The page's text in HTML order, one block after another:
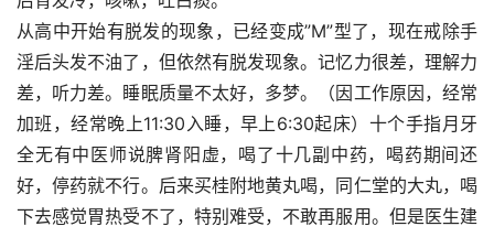
从高中开始有脱发的现象，已经变成”M”型了，现在戒除手
淫后头发不油了，但依然有脱发现象。记忆力很差，理解力
差，听力差。睡眠质量不太好，多梦。（因工作原因，经常
加班，经常晚上11:30入睡，早上6:30起床）十个手指月牙
全无有中医师说脾肾阳虚，喝了十几副中药，喝药期间还
好，停药就不行。后来买桂附地黄丸喝，同仁堂的大丸，喝
下去感觉胃热受不了，特别难受，不敢再服用。但是医生建